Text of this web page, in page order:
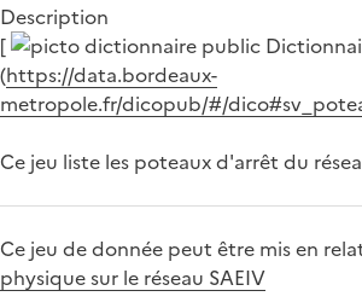
Description
[
(https://data.bordeaux-
metropole.fr/dicopub/#/
Ce jeu liste les poteaux d'arrêt du
Ce jeu de donnée peut être mis en
physique sur le réseau SAEIV